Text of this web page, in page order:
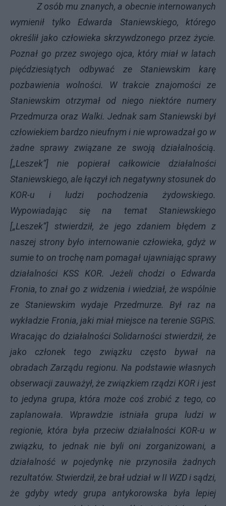
Z osób mu znanych, a obecnie internowanych
wymienił tylko Edwarda Staniewskiego, którego
określił jako człowieka skrzywdzonego przez życie.
Poznał go przez swojego ojca, który miał w latach
pięćdziesiątych odbywać ze Staniewskim karę
pozbawienia wolności. W trakcie znajomości ze
Staniewskim otrzymał od niego niektóre numery
Przedmurza oraz Walki. Jednak sam Staniewski był
człowiekiem bardzo nieufnym i nie wprowadzał go w
żadne sprawy związane ze swoją działalnością.
[„Leszek”] nie popierał całkowicie działalności
Staniewskiego, ale łączył ich negatywny stosunek do
KOR-u i ludzi pochodzenia żydowskiego.
Wypowiadając się na temat Staniewskiego
[„Leszek”] stwierdził, że jego zdaniem błędem z
naszej strony było internowanie człowieka, gdyż w
sumie to on trochę nam pomagał ujawniając sprawy
działalności KSS KOR. Jeżeli chodzi o Edwarda
Fronia, to znał go z widzenia i wiedział, że wspólnie
ze Staniewskim wydaje Przedmurze. Był raz na
wykładzie Fronia, jaki miał miejsce na terenie SGPiS.
Wracając do działalności Solidarności stwierdził, że
jako członek tego związku często bywał na
obradach Zarządu regionu. Na podstawie własnych
obserwacji zauważył, że związkiem rządzi KOR i jest
to jedyna grupa, która może coś zrobić z tego, co
zaplanowała. Wprawdzie istniała grupa ludzi w
regionie, która była przeciw działalności KOR-u w
związku, to jednak nie byli oni zorganizowani, a
działalność w pojedynkę nie przynosiła żadnych
rezultatów. Stwierdził, że brał udział w II WZD i sądzi,
że gdyby wtedy grupa antykorowska była lepiej